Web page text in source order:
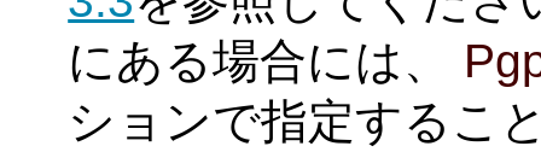
にある場合には、
ションで指定するこ